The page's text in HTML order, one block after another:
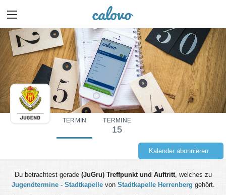
TERMIN TERMINE
15
Kalender abonnieren
Du betrachtest gerade (JuGru) Treffpunkt und Auftritt, welches zu
Jugendtermine - Stadtkapellevon Stadtkapelle Herrenberg gehört.